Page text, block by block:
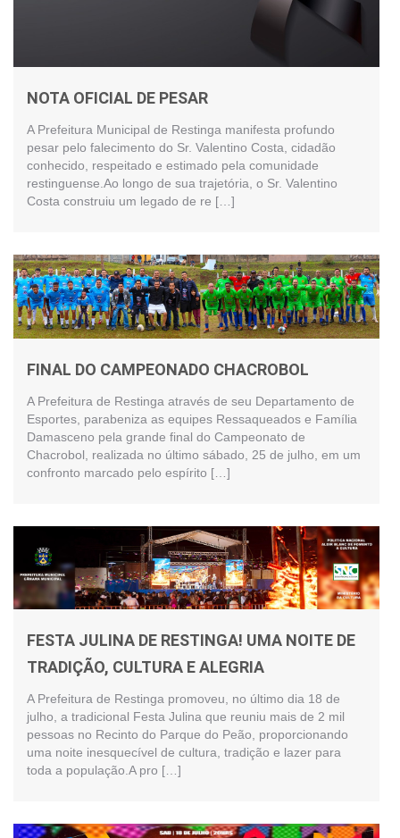
NOTA OFICIAL DE PESAR
A Prefeitura Municipal de Restinga manifesta profundo
pesar pelo falecimento do Sr. Valentino Costa, cidadão
conhecido, respeitado e estimado pela comunidade
restinguense.Ao longo de sua trajetória, o Sr. Valentino
Costa construiu um legado de re […]
FINAL DO CAMPEONADO CHACROBOL
A Prefeitura de Restinga através de seu Departamento de
Esportes, parabeniza as equipes Ressaqueados e Família
Damasceno pela grande final do Campeonato de
Chacrobol, realizada no último sábado, 25 de julho, em um
confronto marcado pelo espírito […]
FESTA JULINA DE RESTINGA! UMA NOITE DE
TRADIÇÃO, CULTURA E ALEGRIA
A Prefeitura de Restinga promoveu, no último dia 18 de
julho, a tradicional Festa Julina que reuniu mais de 2 mil
pessoas no Recinto do Parque do Peão, proporcionando
uma noite inesquecível de cultura, tradição e lazer para
toda a população.A pro […]